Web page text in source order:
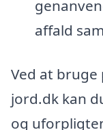
affald
Ved at
jord.dk kan
og